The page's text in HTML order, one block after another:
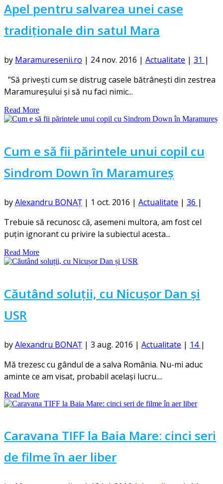
Apel pentru salvarea unei case
tradiționale din satul Mara
by Maramuresenii.ro | 24 nov. 2016 | Actualitate | 31 |
”Să privești cum se distrug casele bătrânești din zestrea
Maramureșului și să nu faci nimic...
Read More
Cum e să fii părintele unui copil cu
Sindrom Down în Maramureș
byAlexandru BONAȚ | 1 oct. 2016 | Actualitate | 36 |
Trebuie să recunosc că, asemeni multora, am fost cel
puțin ignorant cu privire la subiectul acesta...
Read More
Căutând soluții, cu Nicușor Dan și
USR
byAlexandru BONAȚ | 3 aug. 2016 | Actualitate | 14 |
Mă trezesc cu gândul de a salva România. Nu-mi aduc
aminte ce am visat, probabil același lucru....
Read More
Caravana TIFF la Baia Mare: cinci seri
de filme în aer liber